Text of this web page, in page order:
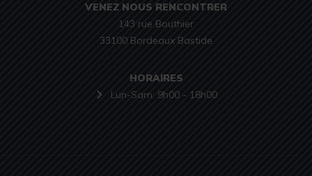
VENEZ NOUS RENCONTRER
143 rue Bouthier
33100 Bordeaux Bastide
HORAIRES
Lun-Sam: 9h00 - 18h00